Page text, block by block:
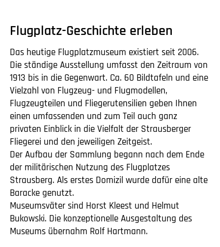
Flugplatz-Geschichte erleben
Das heutige Flugplatzmuseum existiert seit 2006.
Die ständige Ausstellung umfasst den Zeitraum von
1913 bis in die Gegenwart. Ca. 60 Bildtafeln und eine
Vielzahl von Flugzeug- und Flugmodellen,
Flugzeugteilen und Fliegerutensilien geben Ihnen
einen umfassenden und zum Teil auch ganz
privaten Einblick in die Vielfalt der Strausberger
Fliegerei und den jeweiligen Zeitgeist.
Der Aufbau der Sammlung begann nach dem Ende
der militärischen Nutzung des Flugplatzes
Strausberg. Als erstes Domizil wurde dafür eine alte
Baracke genutzt.
Museumsväter sind Horst Kleest und Helmut
Bukowski. Die konzeptionelle Ausgestaltung des
Museums übernahm Rolf Hartmann.